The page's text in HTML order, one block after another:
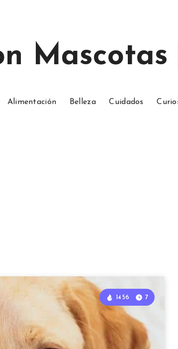
Alimentación Belleza Cuidados
1456 7